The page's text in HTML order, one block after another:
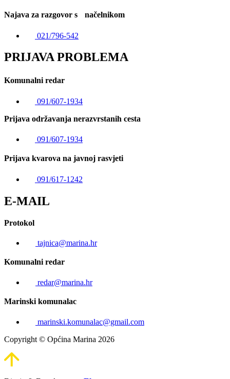
Najava za razgovor s načelnikom
021/796-542
PRIJAVA PROBLEMA
Komunalni redar
091/607-1934
Prijava održavanja nerazvrstanih cesta
091/607-1934
Prijava kvarova na javnoj rasvjeti
091/617-1242
E-MAIL
Protokol
tajnica@marina.hr
Komunalni redar
redar@marina.hr
Marinski komunalac
marinski.komunalac@gmail.com
Copyright © Općina Marina 2026